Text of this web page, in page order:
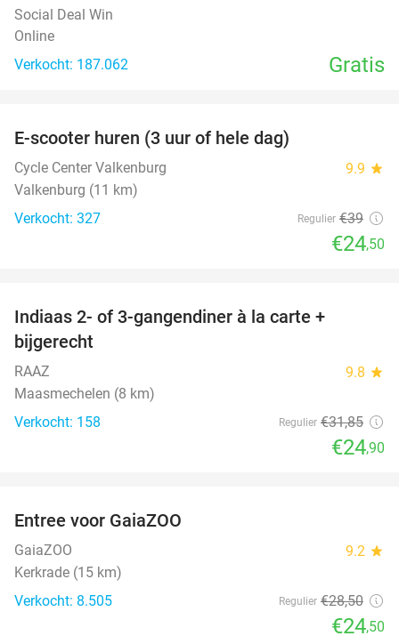
Social Deal Win
Online
Verkocht: 187.062
Gratis
E-scooter huren (3 uur of hele dag)
Cycle Center Valkenburg 9.9 star
Valkenburg (11 km)
Verkocht: 327
Regulier €39
€24,50
Indiaas 2- of 3-gangendiner à la carte +
bijgerecht
RAAZ 9.8 star
Maasmechelen (8 km)
Verkocht: 158
Regulier €31,85
€24,90
Entree voor GaiaZOO
GaiaZOO 9.2 star
Kerkrade (15 km)
Verkocht: 8.505
Regulier €28,50
€24,50